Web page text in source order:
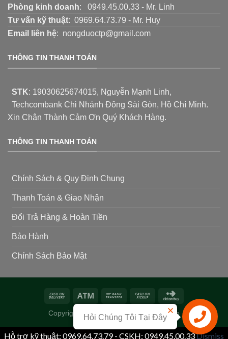
Liên hệ
Hỏi Chúng Tôi Tại Đây
Phòng kinh doanh: 0949.45.00.33 - Mr. Linh
Tư vấn kỹ thuật: 0969.64.73.79 - Mr. Huy
Email liên hệ: nongduoctp@gmail.com
THÔNG TIN THANH TOÁN
STK: 19030625674015, Nguyễn Mạnh Linh,
Techcombank Chi Nhánh Đông Sài Gòn, Hồ Chí Minh.
Xin Chân Thành Cảm Ơn Quý Khách Hàng.
THÔNG TIN THANH TOÁN
Chính Sách & Quy Định Chung
Thanh Toán & Giao Nhận
Đổi Trả Hàng & Hoàn Tiền
Bảo Hành
Chính Sách Bảo Mật
Copyright 2026 © Siêu Thị Phân Thuốc
Hỗ trợ kỹ thuật: 0969.64.73.79 - CSKH: 0949.45.00.33Dismiss